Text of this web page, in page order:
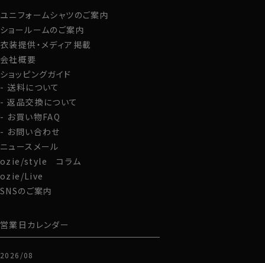
グローブ
ユニフォームシャツのご案内
ショールームのご案内
衣装提供・メディア掲載
会社概要
ショッピングガイド
送料について
返品交換について
お買い物FAQ
お問い合わせ
ニュースメール
ozie/style コラム
ozie/Live
SNSのご案内
営業日カレンダー
2026/08